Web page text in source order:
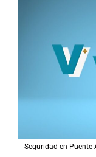
Seguridad en Puente